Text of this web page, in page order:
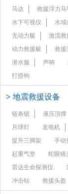
马达
救援浮力马
水下可视仪
水域
无动力艇
激流救
动力救援艇
救援
潜水服
声呐
打捞钩
> 地震救援设备
链条锯 液压頂撑
月球灯
发电机
提升三脚架
手动
起重气垫
蛇眼镜
雷达生命探测仪
冲击钻
救援头盔